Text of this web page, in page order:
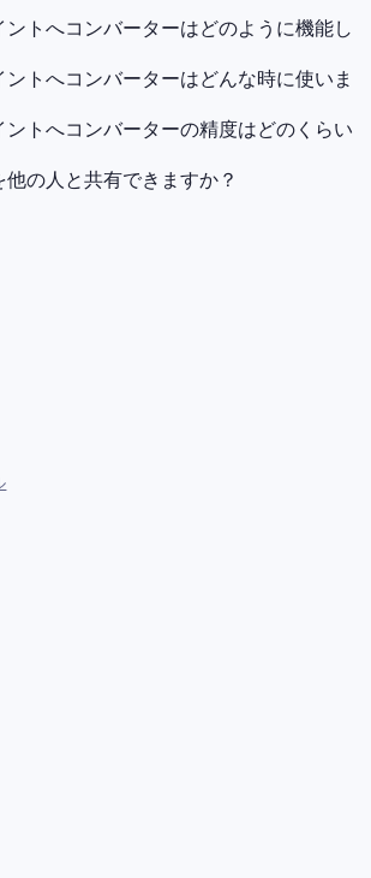
ントへコンバーターはどのように機能し
ントへコンバーターはどんな時に使いま
ントへコンバーターの精度はどのくらい
の人と共有できますか？